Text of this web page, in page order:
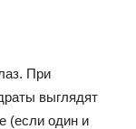
При
выглядят
(если один и